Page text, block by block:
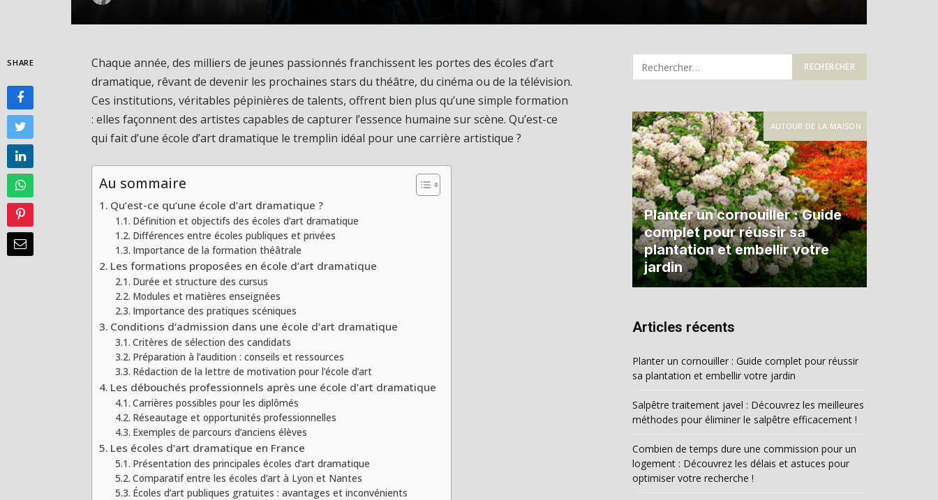
SHARE
Chaque année, des milliers de jeunes passionnés franchissent les portes des écoles d’art
dramatique, rêvant de devenir les prochaines stars du théâtre, du cinéma ou de la télévision.
Ces institutions, véritables pépinières de talents, offrent bien plus qu’une simple formation
: elles façonnent des artistes capables de capturer l’essence humaine sur scène. Qu’est-ce
qui fait d’une école d’art dramatique le tremplin idéal pour une carrière artistique ?
Au sommaire
Qu’est-ce qu’une école d’art dramatique ?
Définition et objectifs des écoles d’art dramatique
Différences entre écoles publiques et privées
Importance de la formation théâtrale
Les formations proposées en école d’art dramatique
Durée et structure des cursus
Modules et matières enseignées
Importance des pratiques scéniques
Conditions d’admission dans une école d’art dramatique
Critères de sélection des candidats
Préparation à l’audition : conseils et ressources
Rédaction de la lettre de motivation pour l’école d’art
Les débouchés professionnels après une école d’art dramatique
Carrières possibles pour les diplômés
Réseautage et opportunités professionnelles
Exemples de parcours d’anciens élèves
Les écoles d’art dramatique en France
Présentation des principales écoles d’art dramatique
Comparatif entre les écoles d’art à Lyon et Nantes
Écoles d’art publiques gratuites : avantages et inconvénients
AUTOUR DE LA MAISON
Planter un cornouiller : Guide
complet pour réussir sa
plantation et embellir votre
jardin
Articles récents
Planter un cornouiller : Guide complet pour réussir
sa plantation et embellir votre jardin
Salpêtre traitement javel : Découvrez les meilleures
méthodes pour éliminer le salpêtre efficacement !
Combien de temps dure une commission pour un
logement : Découvrez les délais et astuces pour
optimiser votre recherche !